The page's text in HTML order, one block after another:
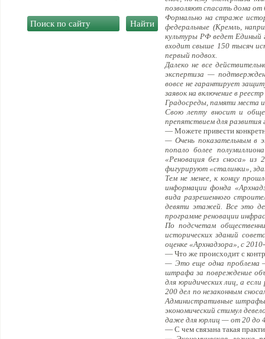
позволяют спасать дома от
Формально на страже
федеральные (Кремль,
культуры РФ ведет Единый
входит свыше 150 тысяч
первый подвох.
Далеко не все
экспертиза —
вовсе не гарантирует
заявок на включение в
Градосреды, памяти места и
Свою лепту вносит и
препятствием для развития
— Можете привести
— Очень показательным в
попало более
«Реновация без сноса» из
фигурируют «сталинки»,
Тем не менее, к концу
информации фонда
вида разрешенного
девяти этажей. Все это
программе реновации
По подсчетам
исторических зданий
оценке «Архнадзора», с
— Что же происходит с
— Это еще одна проблема —
штрафа за повреждение
для юридических лиц, а
200 дел по незаконным
Административные штрафы
экономический стимул
даже для юрлиц — от 20 до
— С чем связана такая